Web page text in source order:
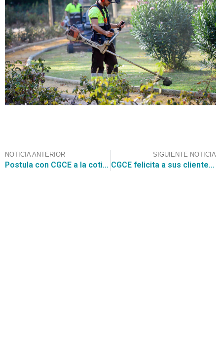
NOTICIA ANTERIOR
Postula con CGCE a la cotización de la Ilustre Municipalidad de Marchigüe: Mantenimiento, asistencia técnica y sostenimiento de plataformas, por un valor de UF 5.794,4
SIGUIENTE NOTICIA
CGCE felicita a sus clientes: 100% de adjudicación en el Convenio Marco para la Adquisición de Transporte Privado de Pasajeros, Arriendo de Vehículos y Arriendo de Maquinaria, gracias a su confianza y trabajo conjunto